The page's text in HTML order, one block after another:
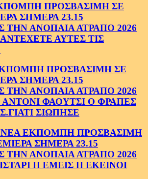
ΠΡΟΣΒΑΣΙΜΗ ΣΕ
ΣΗΜΕΡΑ 23.15
ΤΗΝ ΑΝΟΠΑΙΑ ΑΤΡΑΠΟ 2026
ΑΥΤΕΣ ΤΙΣ
ΠΡΟΣΒΑΣΙΜΗ ΣΕ
ΣΗΜΕΡΑ 23.15
ΤΗΝ ΑΝΟΠΑΙΑ ΑΤΡΑΠΟ 2026
ΑΝΤΟΝΙ ΦΑΟΥΤΣΙ Ο ΦΡΑΠΕΣ
ΣΙΩΠΗΣΕ
ΝΕΑ ΕΚΠΟΜΠΗ ΠΡΟΣΒΑΣΙΜΗ
ΣΗΜΕΡΑ 23.15
ΤΗΝ ΑΝΟΠΑΙΑ ΑΤΡΑΠΟ 2026
Η ΕΜΕΙΣ Η ΕΚΕΙΝΟΙ